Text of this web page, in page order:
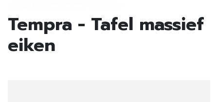
Tempra - Tafel massief
eiken